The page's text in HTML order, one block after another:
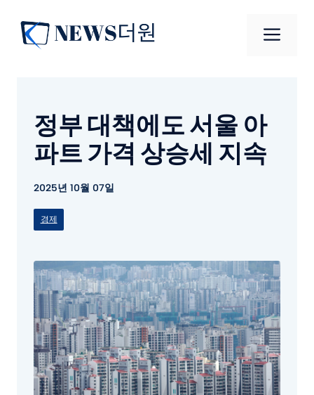
메
정부 대책에도 서울 아
파트 가격 상승세 지속
2025년 10월 07일
경제